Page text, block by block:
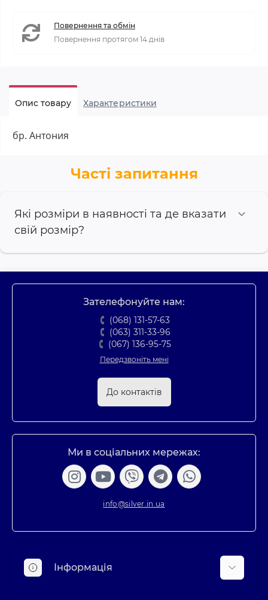
Повернення та обмін
Повернення протягом 14 днів
Опис товару Характеристики
бр. Антония
Часті запитання
Які розміри в наявності та де вказати
свій розмір?
Зателефонуйте нам:
(068) 131-57-63
(063) 311-33-96
(067) 136-95-75
Передзвоніть мені
До контактів
Ми в соціальних мережах:
info@silver.in.ua
Інформація